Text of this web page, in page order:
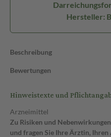
Hersteller:
Beschreibung
Bewertungen
Hinweistexte und
Arzneimittel
Zu Risiken und
und fragen Sie Ihre Ärztin,